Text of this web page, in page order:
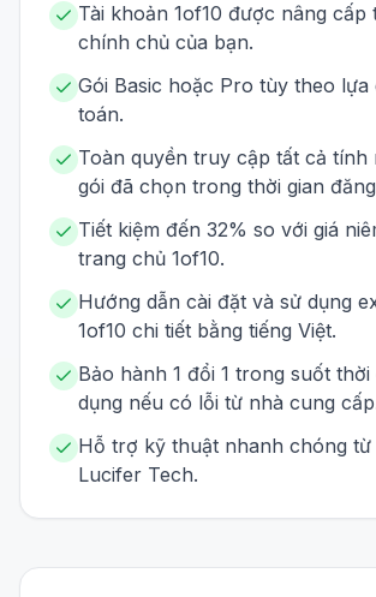
Tài khoản 1of10 được nâng cấp
chính chủ của bạn.
Gói Basic hoặc Pro tùy theo
toán.
Toàn quyền truy cập tất cả tính
gói đã chọn trong thời gian
Tiết kiệm đến 32% so với giá
trang chủ 1of10.
Hướng dẫn cài đặt và sử dụng
1of10 chi tiết bằng tiếng Việt.
Bảo hành 1 đổi 1 trong suốt thời
dụng nếu có lỗi từ nhà cung
Hỗ trợ kỹ thuật nhanh chóng từ
Lucifer Tech.